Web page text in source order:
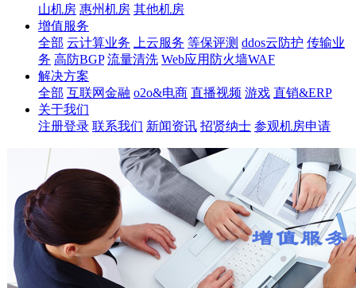
山机房 惠州机房 其他机房
增值服务
全部 云计算业务 上云服务 等保评测 ddos云防护 传输业
务 高防BGP 流量清洗 Web应用防火墙WAF
解决方案
全部 互联网金融 o2o&电商 直播视频 游戏 直销&ERP
关于我们
注册登录 联系我们 新闻资讯 招贤纳士 参观机房申请